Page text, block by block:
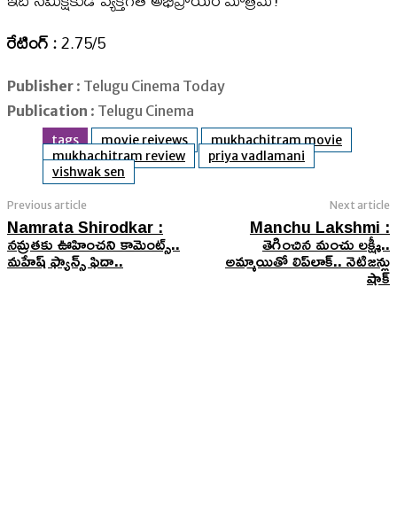
రేటింగ్ :2.75/5
Publisher : Telugu Cinema Today
Publication : Telugu Cinema
tags movie reivews
mukhachitram movie
mukhachitram review
priya vadlamani
vishwak sen
Previous article
Namrata Shirodkar :
నమ్రతకు ఊహించని కామెంట్స్..
మహేష్ ఫ్యాన్స్ ఫిదా..
Next article
Manchu Lakshmi :
తెగించిన మంచు లక్ష్మీ..
అమ్మాయితో లిప్​లాక్.. నెటిజన్లు
షాక్​